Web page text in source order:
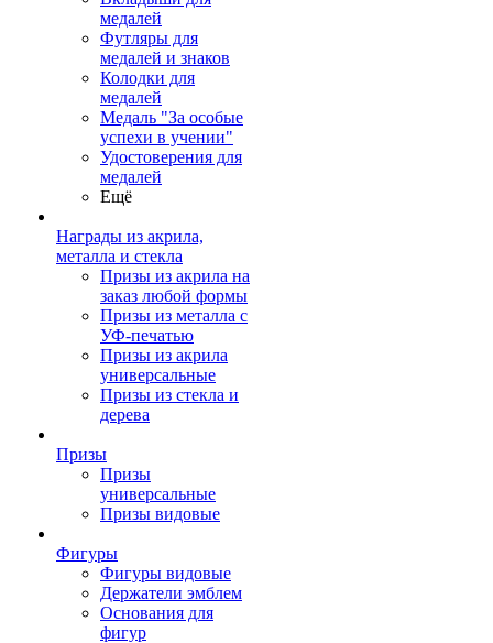
медалей
Футляры для
медалей и знаков
Колодки для
медалей
Медаль "За особые
успехи в учении"
Удостоверения для
медалей
Ещё
Награды из акрила,
металла и стекла
Призы из акрила на
заказ любой формы
Призы из металла с
УФ-печатью
Призы из акрила
универсальные
Призы из стекла и
дерева
Призы
Призы
универсальные
Призы видовые
Фигуры
Фигуры видовые
Держатели эмблем
Основания для
фигур